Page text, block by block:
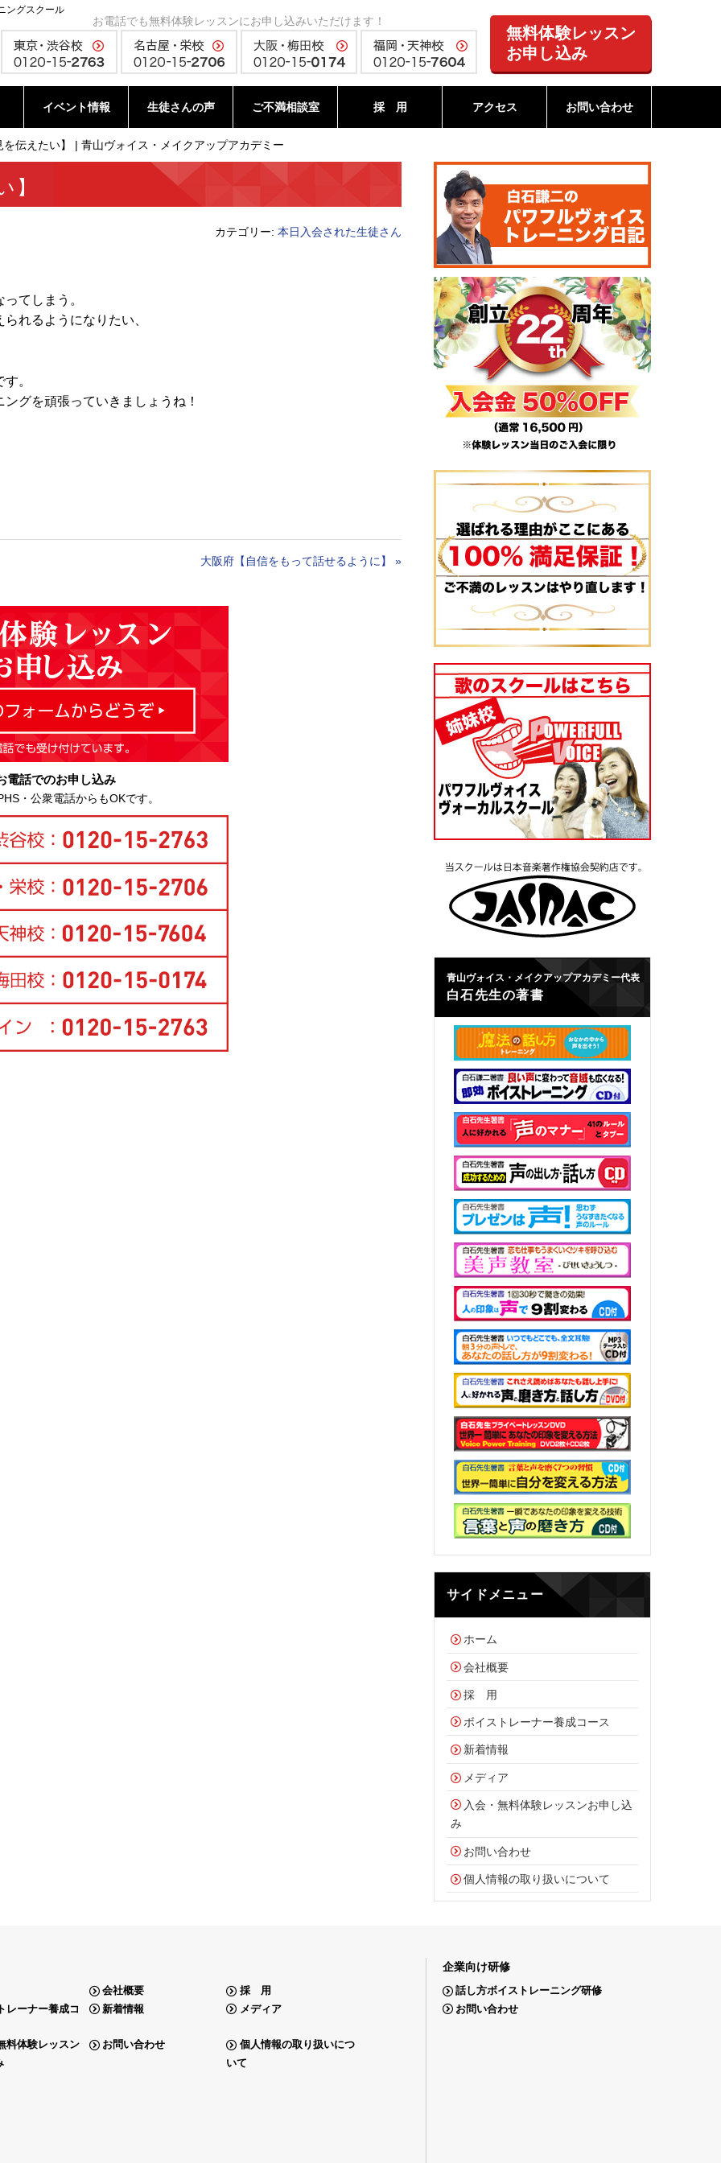
ングスクール
お電話でも無料体験レッスンにお申し込みいただけます！
無料体験レッスン
お申し込み
イベント情報 生徒さんの声 ご不満相談室 採 用 アクセス お問い合わせ
伝えたい】 | 青山ヴォイス・メイクアップアカデミー
】
カテゴリー: 本日入会された生徒さん
てしまう。
れるようになりたい、
。
グを頑張っていきましょうね！
大阪府【自信をもって話せるように】 »
電話でのお申し込み
・公衆電話からもOKです。
青山ヴォイス・メイクアップアカデミー代表
白石先生の著書
サイドメニュー
ホーム
会社概要
採 用
ボイストレーナー養成コース
新着情報
メディア
入会・無料体験レッスンお申し込
み
お問い合わせ
個人情報の取り扱いについて
会社概要
採 用
レーナー養成コ
新着情報 メディア
料体験レッスン
お問い合わせ
個人情報の取り扱いにつ
いて
企業向け研修
話し方ボイストレーニング研修
お問い合わせ